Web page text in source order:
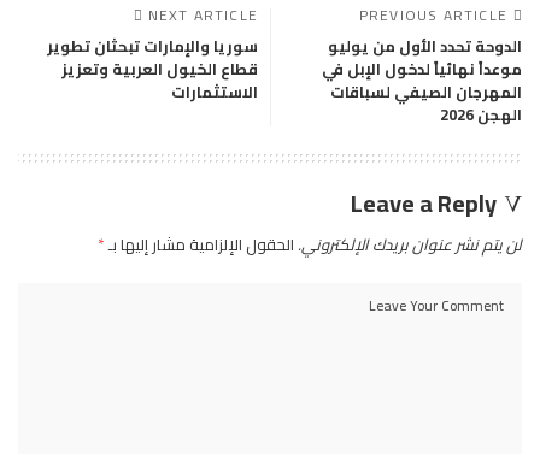
PREVIOUS ARTICLE
الدوحة تحدد الأول من يوليو
موعداً نهائياً لدخول الإبل في
المهرجان الصيفي لسباقات
الهجن 2026
NEXT ARTICLE
سوريا والإمارات تبحثان تطوير
قطاع الخيول العربية وتعزيز
الاستثمارات
Leave a Reply
لن يتم نشر عنوان بريدك الإلكتروني. الحقول الإلزامية مشار إليها بـ*